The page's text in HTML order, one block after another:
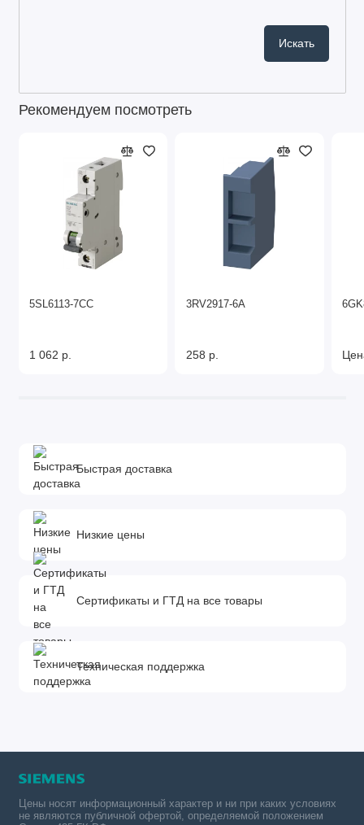
Рекомендуем посмотреть
5SL6113-7CC
1 062 р.
3RV2917-6A
258 р.
Быстрая доставка
Низкие цены
Сертификаты и ГТД на все товары
Техническая поддержка
Цены носят информационный характер и ни при каких условиях
не являются публичной офертой, определяемой положением